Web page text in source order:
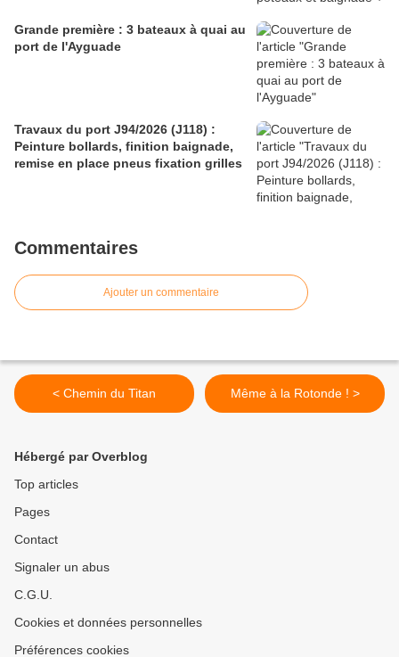
Grande première : 3 bateaux à quai au
port de l'Ayguade
Travaux du port J94/2026 (J118) :
Peinture bollards, finition baignade,
remise en place pneus fixation grilles
Commentaires
Ajouter un commentaire
< Chemin du Titan Même à la Rotonde ! >
Hébergé par Overblog
Top articles
Pages
Contact
Signaler un abus
C.G.U.
Cookies et données personnelles
Préférences cookies